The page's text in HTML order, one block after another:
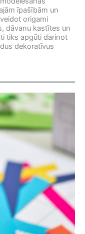
īpašībām un
origami
dāvanu kastītes un
tiks apgūti darinot
dekoratīvus